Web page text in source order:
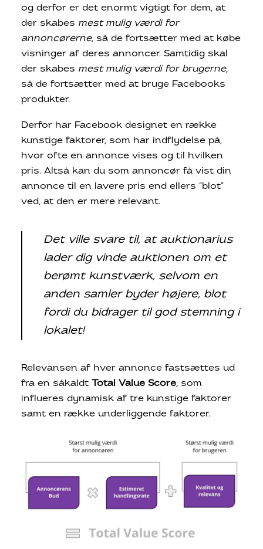
og derfor er det enormt vigtigt for dem, at
der skabes mest mulig værdi for
annoncørerne, så de fortsætter med at købe
visninger af deres annoncer. Samtidig skal
der skabes mest mulig værdi for brugerne,
så de fortsætter med at bruge Facebooks
produkter.
Derfor har Facebook designet en række
kunstige faktorer, som har indflydelse på,
hvor ofte en annonce vises og til hvilken
pris. Altså kan du som annoncør få vist din
annonce til en lavere pris end ellers “blot”
ved, at den er mere relevant.
Det ville svare til, at auktionarius
lader dig vinde auktionen om et
berømt kunstværk, selvom en
anden samler byder højere, blot
fordi du bidrager til god stemning i
lokalet!
Relevansen af hver annonce fastsættes ud
fra en såkaldt
Total Value Score, som
influeres dynamisk af tre kunstige faktorer
samt en række underliggende faktorer.